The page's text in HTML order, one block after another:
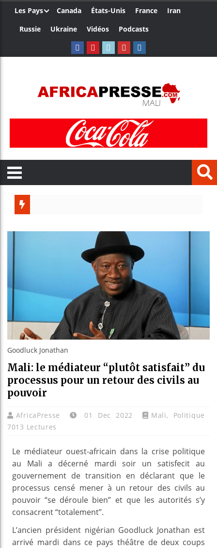
Les Pays Canada États-Unis France
Iran
Russie
Ukraine Vidéos Podcasts
Goodluck Jonathan
Mali: le médiateur “plutôt satisfait” du
processus pour un retour des civils au
pouvoir
AfricaPresse 01 Dec 2022 Mali, Politique
7013 Lectures
Le médiateur ouest-africain dans la crise politique
au Mali a décerné mardi soir un satisfecit au
gouvernement de transition en déclarant que le
processus censé mener à un retour des civils au
pouvoir “se déroule bien” et que les autorités s’y
consacrent “totalement”.
L’ancien président nigérian Goodluck Jonathan est
arrivé mardi dans ce pays théâtre de deux coups